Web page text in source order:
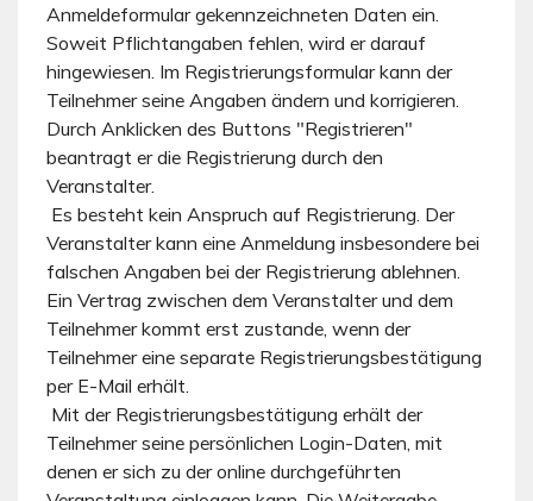
Anmeldeformular gekennzeichneten Daten ein.
Soweit Pflichtangaben fehlen, wird er darauf
hingewiesen. Im Registrierungsformular kann der
Teilnehmer seine Angaben ändern und korrigieren.
Durch Anklicken des Buttons "Registrieren"
beantragt er die Registrierung durch den
Veranstalter.
Es besteht kein Anspruch auf Registrierung. Der
Veranstalter kann eine Anmeldung insbesondere bei
falschen Angaben bei der Registrierung ablehnen.
Ein Vertrag zwischen dem Veranstalter und dem
Teilnehmer kommt erst zustande, wenn der
Teilnehmer eine separate Registrierungsbestätigung
per E-Mail erhält.
Mit der Registrierungsbestätigung erhält der
Teilnehmer seine persönlichen Login-Daten, mit
denen er sich zu der online durchgeführten